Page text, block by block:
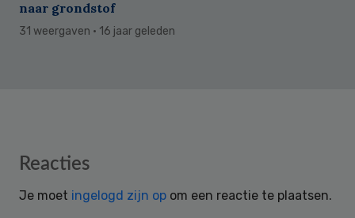
naar grondstof
31 weergaven · 16 jaar geleden
Reader
Reacties
Je moet ingelogd zijn op om een reactie te plaatsen.